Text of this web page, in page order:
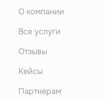
О компании
Все услуги
Отзывы
Кейсы
Партнерам